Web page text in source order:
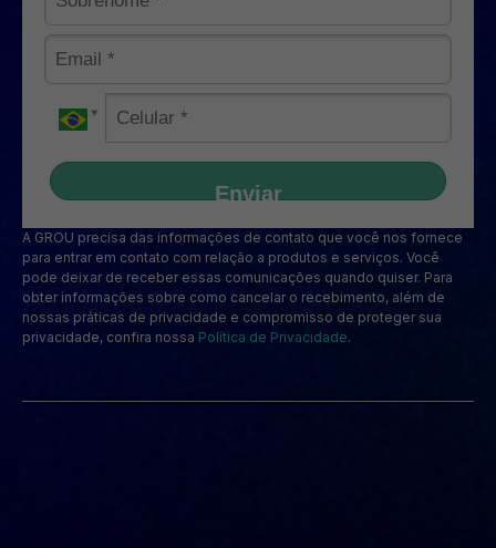
Enviar
A GROU precisa das informações de contato que você nos fornece
para entrar em contato com relação a produtos e serviços. Você
pode deixar de receber essas comunicações quando quiser. Para
obter informações sobre como cancelar o recebimento, além de
nossas práticas de privacidade e compromisso de proteger sua
privacidade, confira nossa Política de Privacidade.